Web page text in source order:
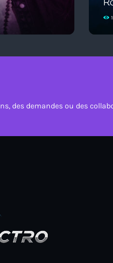
des demandes ou des